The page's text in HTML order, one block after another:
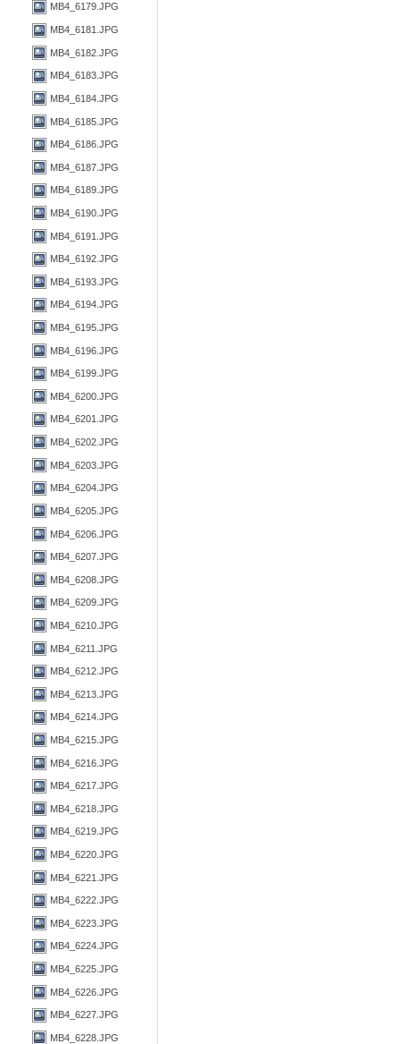
MB4_6179.JPG
MB4_6181.JPG
MB4_6182.JPG
MB4_6183.JPG
MB4_6184.JPG
MB4_6185.JPG
MB4_6186.JPG
MB4_6187.JPG
MB4_6189.JPG
MB4_6190.JPG
MB4_6191.JPG
MB4_6192.JPG
MB4_6193.JPG
MB4_6194.JPG
MB4_6195.JPG
MB4_6196.JPG
MB4_6199.JPG
MB4_6200.JPG
MB4_6201.JPG
MB4_6202.JPG
MB4_6203.JPG
MB4_6204.JPG
MB4_6205.JPG
MB4_6206.JPG
MB4_6207.JPG
MB4_6208.JPG
MB4_6209.JPG
MB4_6210.JPG
MB4_6211.JPG
MB4_6212.JPG
MB4_6213.JPG
MB4_6214.JPG
MB4_6215.JPG
MB4_6216.JPG
MB4_6217.JPG
MB4_6218.JPG
MB4_6219.JPG
MB4_6220.JPG
MB4_6221.JPG
MB4_6222.JPG
MB4_6223.JPG
MB4_6224.JPG
MB4_6225.JPG
MB4_6226.JPG
MB4_6227.JPG
MB4_6228.JPG